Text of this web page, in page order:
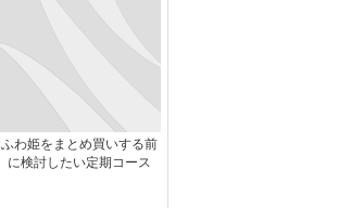
ふわ姫をまとめ買いする前
に検討したい定期コース